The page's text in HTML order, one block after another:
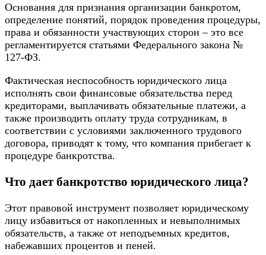
Основания для признания организации банкротом,
определение понятий, порядок проведения процедуры,
права и обязанности участвующих сторон – это все
регламентируется статьями Федерального закона №
127-ФЗ.
Фактическая неспособность юридического лица
исполнять свои финансовые обязательства перед
кредиторами, выплачивать обязательные платежи, а
также производить оплату труда сотрудникам, в
соответствии с условиями заключенного трудового
договора, приводят к тому, что компания прибегает к
процедуре банкротства.
Что дает банкротство юридического лица?
Этот правовой инструмент позволяет юридическому
лицу избавиться от накопленных и невыполнимых
обязательств, а также от неподъемных кредитов,
набежавших процентов и пеней.